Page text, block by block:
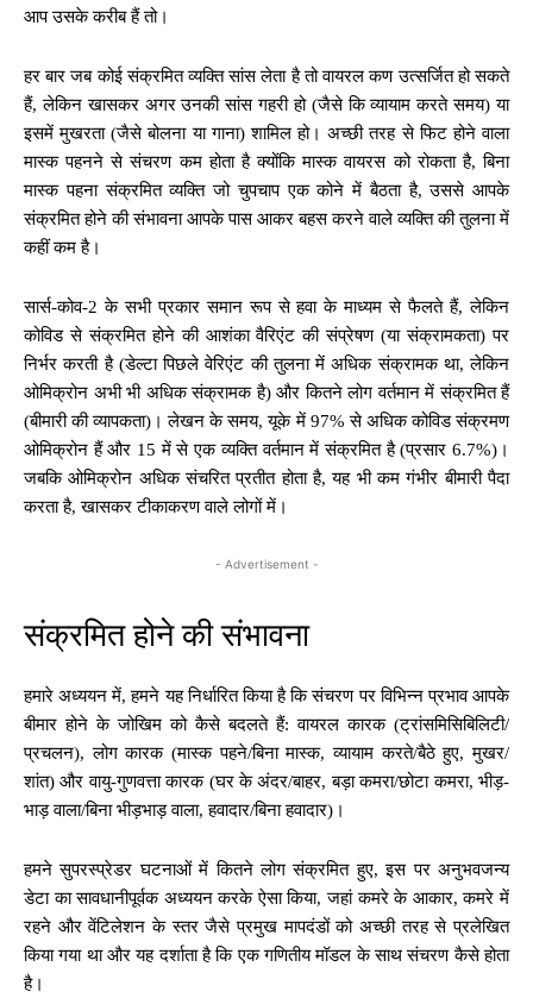
आप उसके करीब हैं तो।
हर बार जब कोई संक्रमित व्यक्ति सांस लेता है तो वायरल कण उत्सर्जित हो सकते
हैं, लेकिन खासकर अगर उनकी सांस गहरी हो (जैसे कि व्यायाम करते समय) या
इसमें मुखरता (जैसे बोलना या गाना) शामिल हो। अच्छी तरह से फिट होने वाला
मास्क पहनने से संचरण कम होता है क्योंकि मास्क वायरस को रोकता है, बिना
मास्क पहना संक्रमित व्यक्ति जो चुपचाप एक कोने में बैठता है, उससे आपके
संक्रमित होने की संभावना आपके पास आकर बहस करने वाले व्यक्ति की तुलना में
कहीं कम है।
सार्स-कोव-2 के सभी प्रकार समान रूप से हवा के माध्यम से फैलते हैं, लेकिन
कोविड से संक्रमित होने की आशंका वैरिएंट की संप्रेषण (या संक्रामकता) पर
निर्भर करती है (डेल्टा पिछले वेरिएंट की तुलना में अधिक संक्रामक था, लेकिन
ओमिक्रोन अभी भी अधिक संक्रामक है) और कितने लोग वर्तमान में संक्रमित हैं
(बीमारी की व्यापकता)। लेखन के समय, यूके में 97% से अधिक कोविड संक्रमण
ओमिक्रोन हैं और 15 में से एक व्यक्ति वर्तमान में संक्रमित है (प्रसार 6.7%)।
जबकि ओमिक्रोन अधिक संचरित प्रतीत होता है, यह भी कम गंभीर बीमारी पैदा
करता है, खासकर टीकाकरण वाले लोगों में।
- Advertisement -
संक्रमित होने की संभावना
हमारे अध्ययन में, हमने यह निर्धारित किया है कि संचरण पर विभिन्न प्रभाव आपके
बीमार होने के जोखिम को कैसे बदलते हैं: वायरल कारक (ट्रांसमिसिबिलिटी/
प्रचलन), लोग कारक (मास्क पहने/बिना मास्क, व्यायाम करते/बैठे हुए, मुखर/
शांत) और वायु-गुणवत्ता कारक (घर के अंदर/बाहर, बड़ा कमरा/छोटा कमरा, भीड़-
भाड़ वाला/बिना भीड़भाड़ वाला, हवादार/बिना हवादार)।
हमने सुपरस्प्रेडर घटनाओं में कितने लोग संक्रमित हुए, इस पर अनुभवजन्य
डेटा का सावधानीपूर्वक अध्ययन करके ऐसा किया, जहां कमरे के आकार, कमरे में
रहने और वेंटिलेशन के स्तर जैसे प्रमुख मापदंडों को अच्छी तरह से प्रलेखित
किया गया था और यह दर्शाता है कि एक गणितीय मॉडल के साथ संचरण कैसे होता
है।